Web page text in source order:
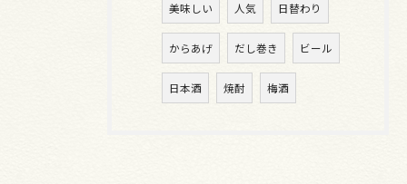
美味しい 人気 日替わり
からあげ だし巻き ビール
日本酒 焼酎 梅酒